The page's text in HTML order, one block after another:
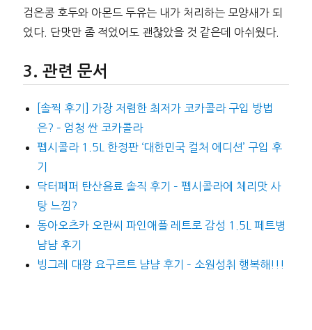
검은콩 호두와 아몬드 두유는 내가 처리하는 모양새가 되
었다. 단맛만 좀 적었어도 괜찮았을 것 같은데 아쉬웠다.
관련 문서
[솔찍 후기] 가장 저렴한 최저가 코카콜라 구입 방법
은? – 엄청 싼 코카콜라
펩시콜라 1.5L 한정판 ‘대한민국 컬처 에디션’ 구입 후
기
닥터페퍼 탄산음료 솔직 후기 – 펩시콜라에 체리맛 사
탕 느낌?
동아오츠카 오란씨 파인애플 레트로 감성 1.5L 페트병
냠냠 후기
빙그레 대왕 요구르트 냠냠 후기 – 소원성취 행복해!!!